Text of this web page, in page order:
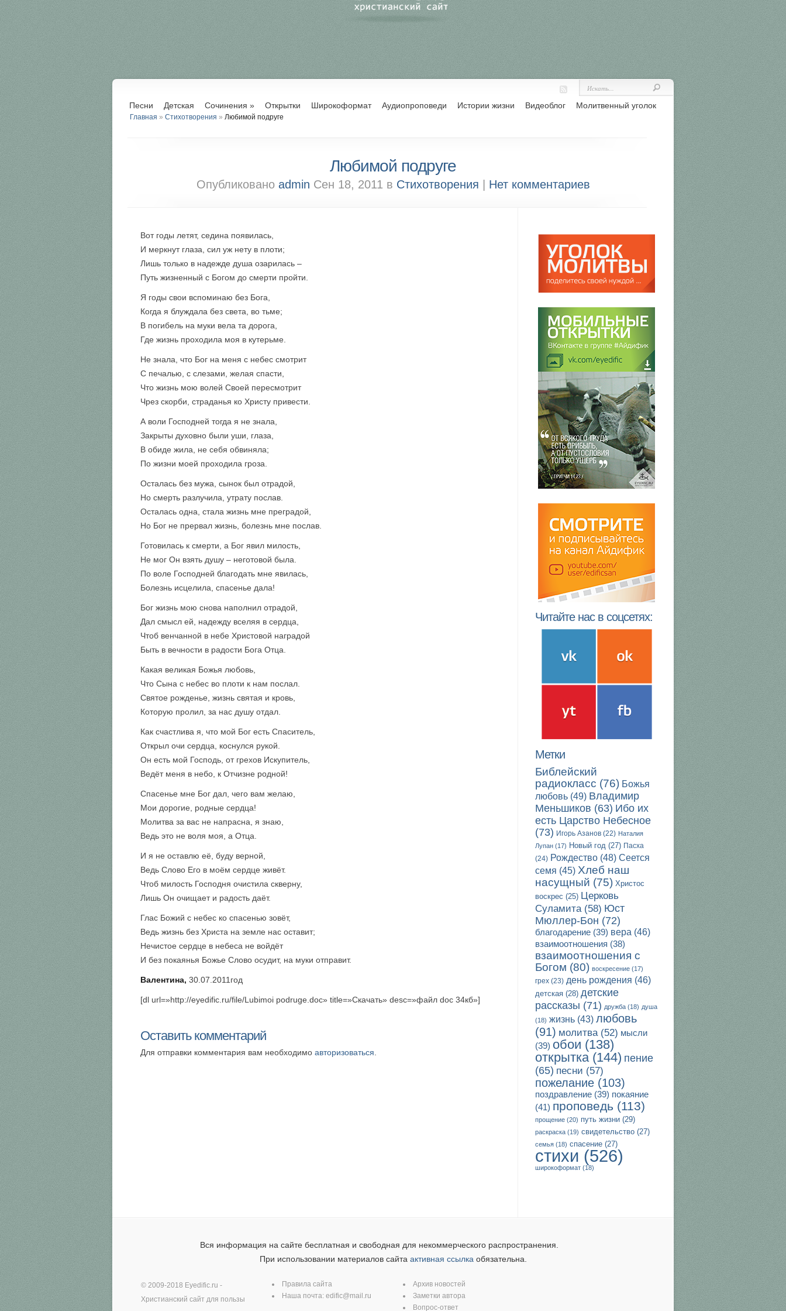
Песни Детская Сочинения » Открытки Широкоформат Аудиопроповеди Истории жизни Видеоблог Молитвенный уголок
Главная » Стихотворения » Любимой подруге
Любимой подруге
Опубликовано admin Сен 18, 2011 в Стихотворения Нет комментариев
Вот годы летят, седина появилась,
И меркнут глаза, сил уж нету в плоти;
Лишь только в надежде душа озарилась –
Путь жизненный с Богом до смерти пройти.
Я годы свои вспоминаю без Бога,
Когда я блуждала без света, во тьме;
В погибель на муки вела та дорога,
Где жизнь проходила моя в кутерьме.
Не знала, что Бог на меня с небес смотрит
С печалью, с слезами, желая спасти,
Что жизнь мою волей Своей пересмотрит
Чрез скорби, страданья ко Христу привести.
А воли Господней тогда я не знала,
Закрыты духовно были уши, глаза,
В обиде жила, не себя обвиняла;
По жизни моей проходила гроза.
Осталась без мужа, сынок был отрадой,
Но смерть разлучила, утрату послав.
Осталась одна, стала жизнь мне преградой,
Но Бог не прервал жизнь, болезнь мне послав.
Готовилась к смерти, а Бог явил милость,
Не мог Он взять душу – неготовой была.
По воле Господней благодать мне явилась,
Болезнь исцелила, спасенье дала!
Бог жизнь мою снова наполнил отрадой,
Дал смысл ей, надежду вселяя в сердца,
Чтоб венчанной в небе Христовой наградой
Быть в вечности в радости Бога Отца.
Какая великая Божья любовь,
Что Сына с небес во плоти к нам послал.
Святое рожденье, жизнь святая и кровь,
Которую пролил, за нас душу отдал.
Как счастлива я, что мой Бог есть Спаситель,
Открыл очи сердца, коснулся рукой.
Он есть мой Господь, от грехов Искупитель,
Ведёт меня в небо, к Отчизне родной!
Спасенье мне Бог дал, чего вам желаю,
Мои дорогие, родные сердца!
Молитва за вас не напрасна, я знаю,
Ведь это не воля моя, а Отца.
И я не оставлю её, буду верной,
Ведь Слово Его в моём сердце живёт.
Чтоб милость Господня очистила скверну,
Лишь Он очищает и радость даёт.
Глас Божий с небес ко спасенью зовёт,
Ведь жизнь без Христа на земле нас оставит;
Нечистое сердце в небеса не войдёт
И без покаянья Божье Слово осудит, на муки отправит.
Валентина, 30.07.2011год
[dl url=»http://eyedific.ru/file/Lubimoi podruge.doc» title=»Скачать» desc=»файл doc 34кб»]
Оставить комментарий
Для отправки комментария вам необходимо авторизоваться
Читайте нас в соцсетях:
Метки
Библейский
радиокласс (76) Божья
любовь (49) Владимир
Меньшиков (63) Ибо их
есть Царство Небесное
(73) Игорь Азанов (22) Наталия
Лупан (17) Новый год (27) Пасха
(24) Рождество (48) Сеется
семя (45) Хлеб наш
насущный (75) Христос
воскрес (25) Церковь
Суламита(58) Юст
Мюллер-Бон (72)
благодарение (39) вера (46)
взаимоотношения (38)
взаимоотношения с
Богом (80) воскресение (17)
грех (23) день рождения (46)
детская (28) детские
рассказы (71) дружба (18) душа
(18) жизнь (43) любовь
(91) молитва(52) мысли
(39) обои (138)
открытка(144) пение
(65) песни (57)
пожелание (103)
поздравление (39) покаяние
(41) проповедь (113)
прощение (20) путь жизни (29)
раскраска (19) свидетельство (27)
семья (18) спасение (27)
стихи (526)
широкоформат (18)
Вся информация на сайте бесплатная и свободная для некоммерческого распространения.
При использовании материалов сайта активная ссылка обязательна.
© 2009-2018 Eyedific.ru -
Христианский сайт для пользы
Правила сайта
Наша почта: edific@mail.ru
Архив новостей
Заметки автора
Вопрос-ответ